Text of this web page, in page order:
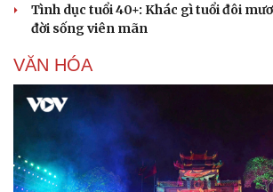
Dinh dưỡng - món ngon
Cây thuốc
Sản phụ khoa
Nhi khoa
Nam khoa
Làm đẹp - giảm cân
Phòng mạch online
Ăn sạch sống khỏe
Nhà đẹp
Tình dục tuổi 40+: Khác gì tuổi đôi
đời sống viên mãn
VĂN HÓA